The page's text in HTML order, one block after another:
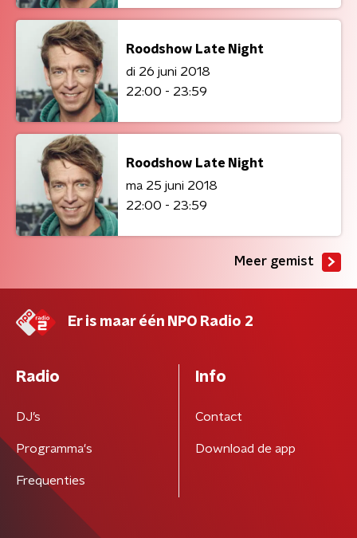
Roodshow Late Night
di 26 juni 2018
22:00 - 23:59
Roodshow Late Night
ma 25 juni 2018
22:00 - 23:59
Meer gemist
Er is maar één NPO Radio 2
Radio
DJ’s
Programma's
Frequenties
Info
Contact
Download de app